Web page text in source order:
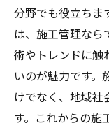
分野でも役立ちま
は、施工管理なら
術やトレンドに触
いのが魅力です。
けでなく、地域社
す。これからの施